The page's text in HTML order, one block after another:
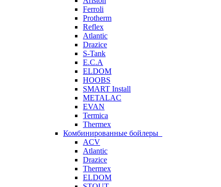
Ferroli
Protherm
Reflex
Atlantic
Drazice
S-Tank
E.C.A
ELDOM
HOOBS
SMART Install
METALAC
EVAN
Termica
Thermex
Комбинированные бойлеры
ACV
Atlantic
Drazice
Thermex
ELDOM